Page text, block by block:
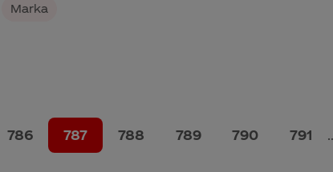
Marka
786 787 788 789 790 791